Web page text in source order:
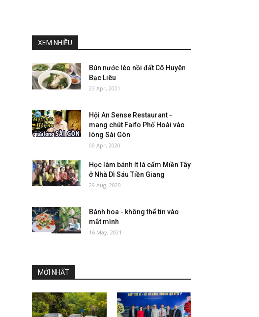
XEM NHIỀU
Bún nước lèo nồi đất Cô Huyên
Bạc Liêu
23 Apr, 2021
Hội An Sense Restaurant -
mang chút Faifo Phố Hoài vào
lòng Sài Gòn
09 Apr, 2020
Học làm bánh ít lá cẩm Miền Tây
ở Nhà Dì Sáu Tiền Giang
29 Aug, 2020
Bánh hoa - không thể tin vào
mắt mình
16 May, 2021
MỚI NHẤT